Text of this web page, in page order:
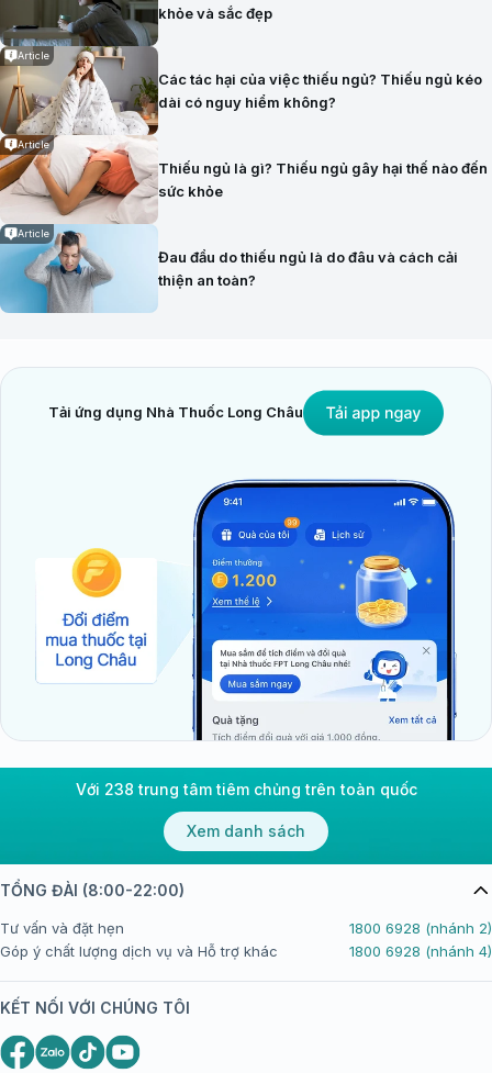
khỏe và sắc đẹp
Article
Các tác hại của việc thiếu ngủ? Thiếu ngủ kéo
dài có nguy hiểm không?
Article
Thiếu ngủ là gì? Thiếu ngủ gây hại thế nào đến
sức khỏe
Article
Đau đầu do thiếu ngủ là do đâu và cách cải
thiện an toàn?
Tải ứng dụng Nhà Thuốc Long Châu
Với 238 trung tâm tiêm chủng trên toàn quốc
Xem danh sách
TỔNG ĐÀI (8:00-22:00)
Tư vấn và đặt hẹn
1800 6928 (nhánh 2)
Góp ý chất lượng dịch vụ và Hỗ trợ khác
1800 6928 (nhánh 4)
KẾT NỐI VỚI CHÚNG TÔI